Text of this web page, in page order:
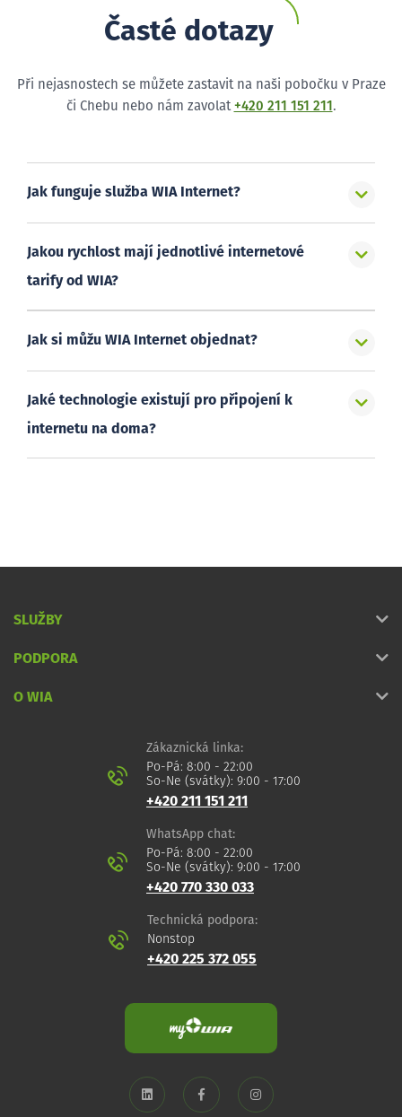
Časté dotazy
Při nejasnostech se můžete zastavit na naši pobočku v Praze
či Chebu nebo nám zavolat +420 211 151 211 .
Jak funguje služba WIA Internet?
Jakou rychlost mají jednotlivé internetové
tarify od WIA?
Jak si můžu WIA Internet objednat?
Jaké technologie existují pro připojení k
internetu na doma?
SLUŽBY
PODPORA
O WIA
Zákaznická linka:
Po-Pá: 8:00 - 22:00
So-Ne (svátky): 9:00 - 17:00
+420 211 151 211
WhatsApp chat:
Po-Pá: 8:00 - 22:00
So-Ne (svátky): 9:00 - 17:00
+420 770 330 033
Technická podpora:
Nonstop
+420 225 372 055